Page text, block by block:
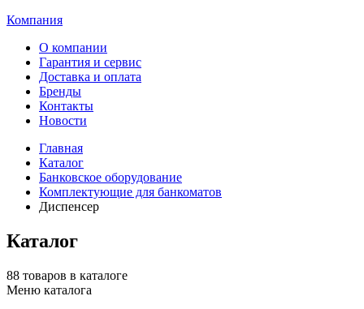
Компания
О компании
Гарантия и сервис
Доставка и оплата
Бренды
Контакты
Новости
Главная
Каталог
Банковское оборудование
Комплектующие для банкоматов
Диспенсер
Каталог
88 товаров в каталоге
Меню каталога